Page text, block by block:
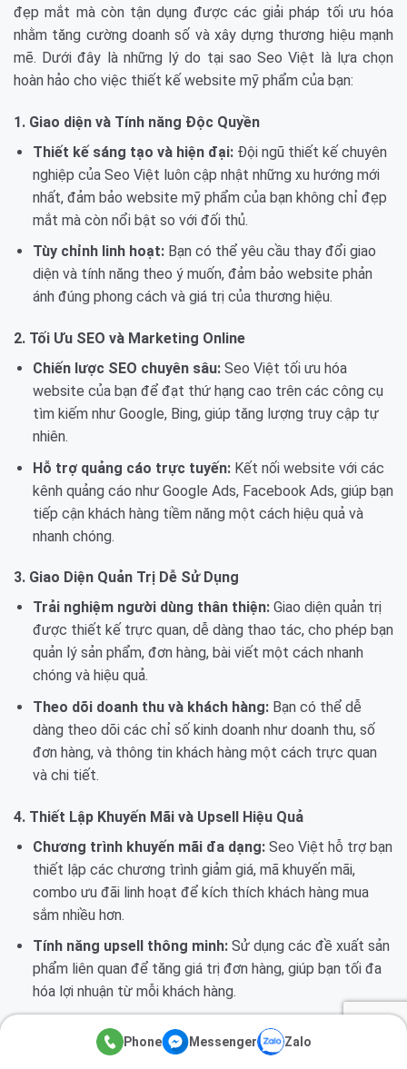
đẹp mắt mà còn tận dụng được các giải pháp tối ưu hóa
nhằm tăng cường doanh số và xây dựng thương hiệu mạnh
mẽ. Dưới đây là những lý do tại sao Seo Việt là lựa chọn
hoàn hảo cho việc thiết kế website mỹ phẩm của bạn:
1. Giao diện và Tính năng Độc Quyền
Thiết kế sáng tạo và hiện đại:Đội ngũ thiết kế chuyên
nghiệp của Seo Việt luôn cập nhật những xu hướng mới
nhất, đảm bảo website mỹ phẩm của bạn không chỉ đẹp
mắt mà còn nổi bật so với đối thủ.
Tùy chỉnh linh hoạt:Bạn có thể yêu cầu thay đổi giao
diện và tính năng theo ý muốn, đảm bảo website phản
ánh đúng phong cách và giá trị của thương hiệu.
2. Tối Ưu SEO và Marketing Online
Chiến lược SEO chuyên sâu:Seo Việt tối ưu hóa
website của bạn để đạt thứ hạng cao trên các công cụ
tìm kiếm như Google, Bing, giúp tăng lượng truy cập tự
nhiên.
Hỗ trợ quảng cáo trực tuyến:Kết nối website với các
kênh quảng cáo như Google Ads, Facebook Ads, giúp bạn
tiếp cận khách hàng tiềm năng một cách hiệu quả và
nhanh chóng.
3. Giao Diện Quản Trị Dễ Sử Dụng
Trải nghiệm người dùng thân thiện:Giao diện quản trị
được thiết kế trực quan, dễ dàng thao tác, cho phép bạn
quản lý sản phẩm, đơn hàng, bài viết một cách nhanh
chóng và hiệu quả.
Theo dõi doanh thu và khách hàng:Bạn có thể dễ
dàng theo dõi các chỉ số kinh doanh như doanh thu, số
đơn hàng, và thông tin khách hàng một cách trực quan
và chi tiết.
4. Thiết Lập Khuyến Mãi và Upsell Hiệu Quả
Chương trình khuyến mãi đa dạng:Seo Việt hỗ trợ bạn
thiết lập các chương trình giảm giá, mã khuyến mãi,
combo ưu đãi linh hoạt để kích thích khách hàng mua
sắm nhiều hơn.
Tính năng upsell thông minh:Sử dụng các đề xuất sản
phẩm liên quan để tăng giá trị đơn hàng, giúp bạn tối đa
hóa lợi nhuận từ mỗi khách hàng.
5. Tốc Độ Load Trang Nhanh Chóng
Phone Messenger Zalo